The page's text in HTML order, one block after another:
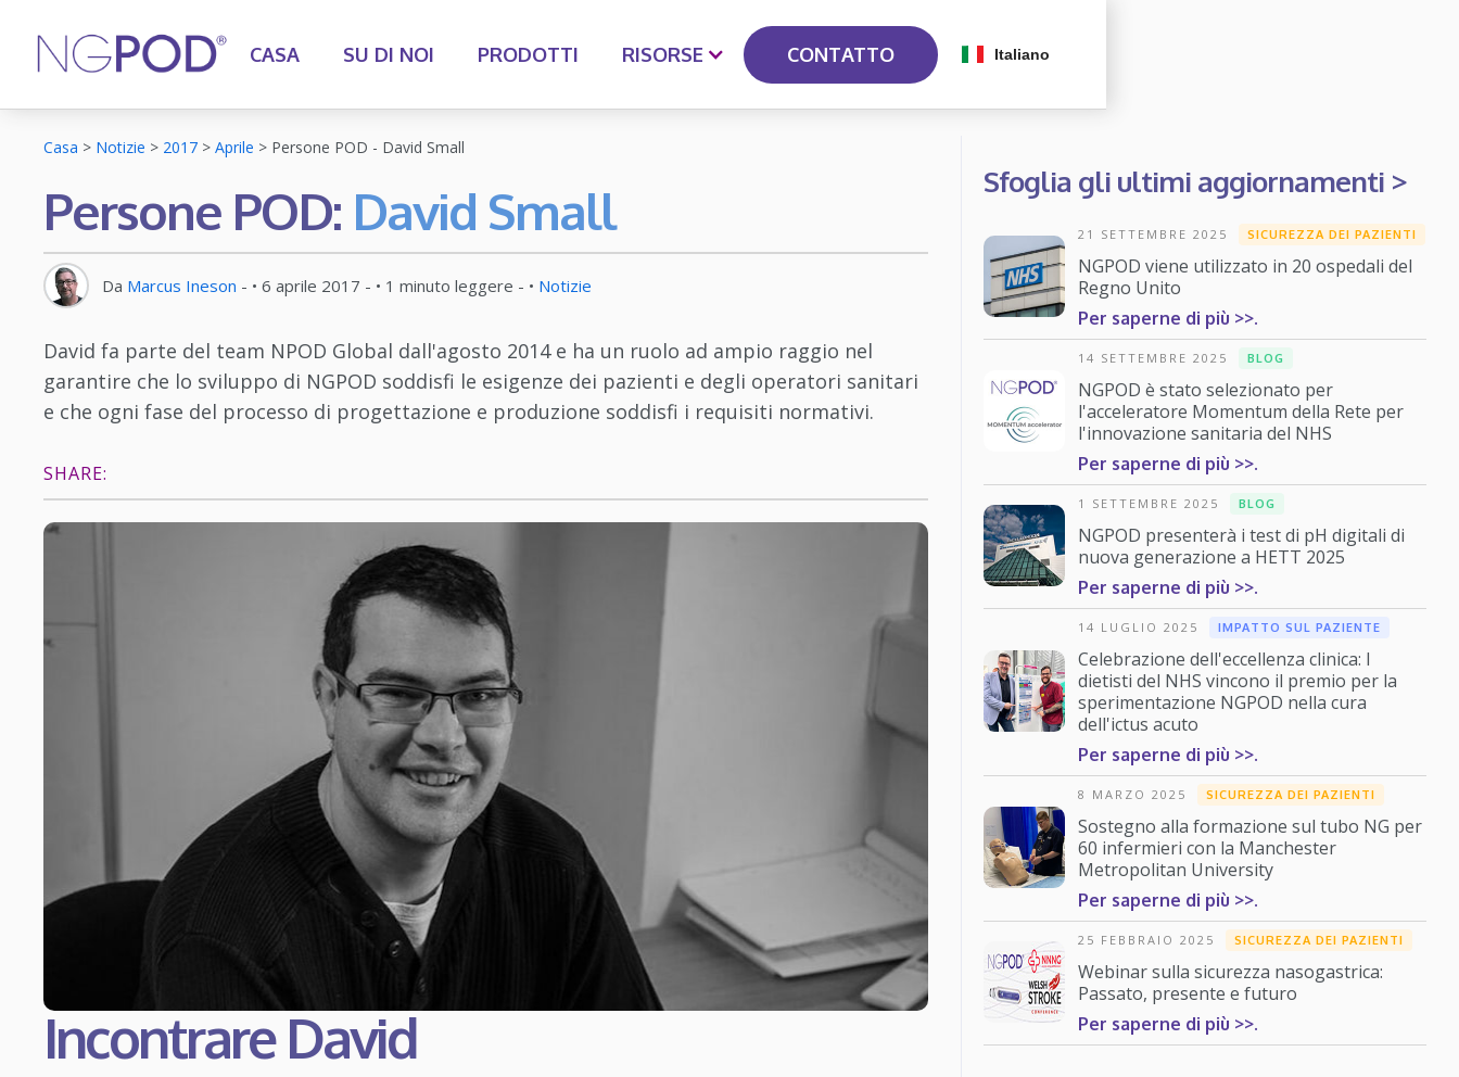
CASA SU DI NOI PRODOTTI RISORSE CONTATTO Italiano
Casa > Notizie > 2017 > Aprile > Persone POD - David Small
Persone POD: David Small
Da Marcus Ineson - • 6 aprile 2017 - • 1 minuto leggere - • Notizie
David fa parte del team NPOD Global dall'agosto 2014 e ha un ruolo ad ampio raggio nel
garantire che lo sviluppo di NGPOD soddisfi le esigenze dei pazienti e degli operatori sanitari
e che ogni fase del processo di progettazione e produzione soddisfi i requisiti normativi.
SHARE:
Incontrare David
Sfoglia gli ultimi aggiornamenti >
21 SETTEMBRE 2025 SICUREZZA DEI PAZIENTI
NGPOD viene utilizzato in 20 ospedali del
Regno Unito
Per saperne di più >>.
14 SETTEMBRE 2025 BLOG
NGPOD è stato selezionato per
l'acceleratore Momentum della Rete per
l'innovazione sanitaria del NHS
Per saperne di più >>.
1 SETTEMBRE 2025 BLOG
NGPOD presenterà i test di pH digitali di
nuova generazione a HETT 2025
Per saperne di più >>.
14 LUGLIO 2025 IMPATTO SUL PAZIENTE
Celebrazione dell'eccellenza clinica: I
dietisti del NHS vincono il premio per la
sperimentazione NGPOD nella cura
dell'ictus acuto
Per saperne di più >>.
8 MARZO 2025 SICUREZZA DEI PAZIENTI
Sostegno alla formazione sul tubo NG per
60 infermieri con la Manchester
Metropolitan University
Per saperne di più >>.
25 FEBBRAIO 2025 SICUREZZA DEI PAZIENTI
Webinar sulla sicurezza nasogastrica:
Passato, presente e futuro
Per saperne di più >>.